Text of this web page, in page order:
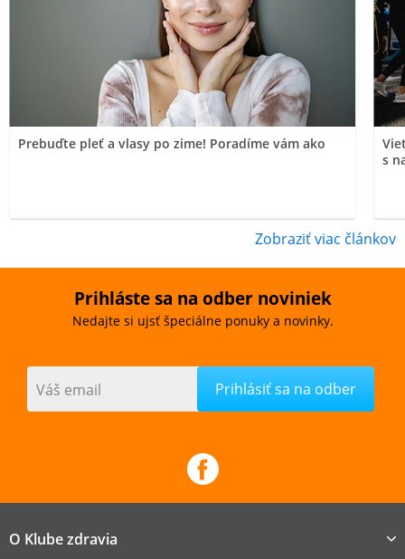
Prebuďte pleť a vlasy po zime! Poradíme vám ako
s
Zobraziť viac článkov
Prihláste sa na odber noviniek
Nedajte si ujsť špeciálne ponuky a novinky.
Váš email
O Klube zdravia